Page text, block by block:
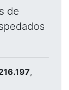
de
,